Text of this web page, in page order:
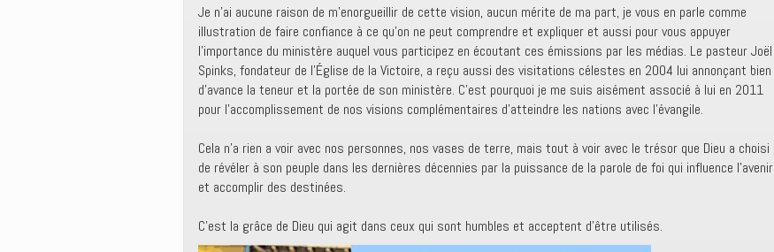
Je n’ai aucune raison de m’enorgueillir de cette vision, aucun mérite de ma part, je vous en parle comme
illustration de faire confiance à ce qu’on ne peut comprendre et expliquer et aussi pour vous appuyer
l’importance du ministère auquel vous participez en écoutant ces émissions par les médias. Le pasteur Joël
Spinks, fondateur de l’Église de la Victoire, a reçu aussi des visitations célestes en 2004 lui annonçant bien
d’avance la teneur et la portée de son ministère. C’est pourquoi je me suis aisément associé à lui en 2011
pour l’accomplissement de nos visions complémentaires d’atteindre les nations avec l’évangile.
Cela n’a rien a voir avec nos personnes, nos vases de terre, mais tout à voir avec le trésor que Dieu a choisi
de révéler à son peuple dans les dernières décennies par la puissance de la parole de foi qui influence l’avenir
et accomplir des destinées.
C’est la grâce de Dieu qui agit dans ceux qui sont humbles et acceptent d’être utilisés.